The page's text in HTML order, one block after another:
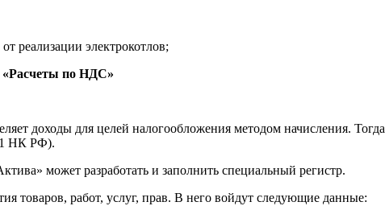
реализации электрокотлов;
по НДС»
доходы для целей налогообложения методом начисления.
НК РФ).
может разработать и заполнить специальный регистр.
товаров, работ, услуг, прав. В него войдут следующие данные: